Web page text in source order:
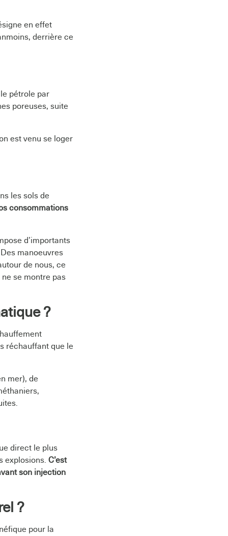
en effet
derrière ce
pétrole par
poreuses, suite
est venu se loger
les sols de
consommations
d’importants
manoeuvres
de nous, ce
se montre pas
?
réchauffant que le
mer), de
direct le plus
explosions. C’est
son injection
?
pour la